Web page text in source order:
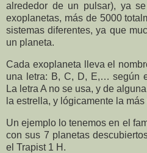
alrededor de un pulsar), ya
exoplanetas, más de 5000
sistemas diferentes, ya que
un planeta.
Cada exoplaneta lleva el
una letra: B, C, D, E,… según
La letra A no se usa, y de
la estrella, y lógicamente la
Un ejemplo lo tenemos en el
con sus 7 planetas
el Trapist 1 H.